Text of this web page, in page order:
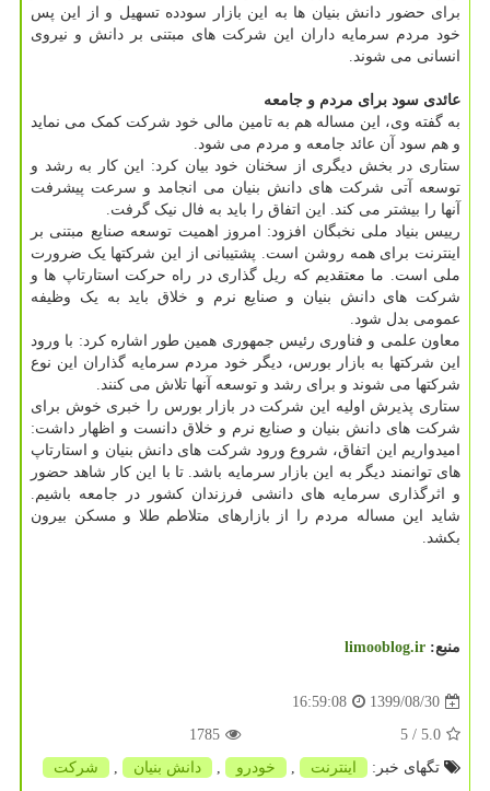
برای حضور دانش بنیان ها به این بازار سودده تسهیل و از این پس
خود مردم سرمایه داران این شرکت های مبتنی بر دانش و نیروی
انسانی می شوند.
عائدی سود برای مردم و جامعه
به گفته وی، این مساله هم به تامین مالی خود شرکت کمک می نماید
و هم سود آن عائد جامعه و مردم می شود.
ستاری در بخش دیگری از سخنان خود بیان کرد: این کار به رشد و
توسعه آتی شرکت های دانش بنیان می انجامد و سرعت پیشرفت
آنها را بیشتر می کند. این اتفاق را باید به فال نیک گرفت.
رییس بنیاد ملی نخبگان افزود: امروز اهمیت توسعه صنایع مبتنی بر
اینترنت برای همه روشن است. پشتیبانی از این شرکتها یک ضرورت
ملی است. ما معتقدیم که ریل گذاری در راه حرکت استارتاپ ها و
شرکت های دانش بنیان و صنایع نرم و خلاق باید به یک وظیفه
عمومی بدل شود.
معاون علمی و فناوری رئیس جمهوری همین طور اشاره کرد: با ورود
این شرکتها به بازار بورس، دیگر خود مردم سرمایه گذاران این نوع
شرکتها می شوند و برای رشد و توسعه آنها تلاش می کنند.
ستاری پذیرش اولیه این شرکت در بازار بورس را خبری خوش برای
شرکت های دانش بنیان و صنایع نرم و خلاق دانست و اظهار داشت:
امیدواریم این اتفاق، شروع ورود شرکت های دانش بنیان و استارتاپ
های توانمند دیگر به این بازار سرمایه باشد. تا با این کار شاهد حضور
و اثرگذاری سرمایه های دانشی فرزندان کشور در جامعه باشیم.
شاید این مساله مردم را از بازارهای متلاطم طلا و مسکن بیرون
بکشد.
منبع: limooblog.ir
1399/08/30
16:59:08
5.0
/ 5
1785
تگهای خبر:
اینترنت , خودرو , دانش بنیان , شركت